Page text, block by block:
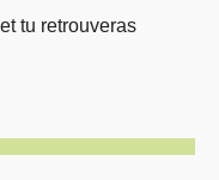
tu retrouveras